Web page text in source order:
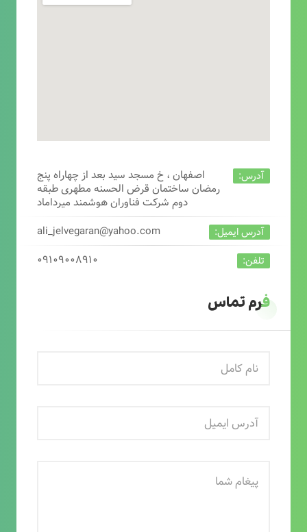
آدرس:
اصفهان ، خ مسجد سید بعد از چهاراه پنج
رمضان ساختمان قرض الحسنه مطهری طبقه
دوم شرکت فناوران هوشمند میرداماد
آدرس ایمیل: ali_jelvegaran@yahoo.com
تلفن: ۰۹۱۰۹۰۰۸۹۱۰
فرم تماس